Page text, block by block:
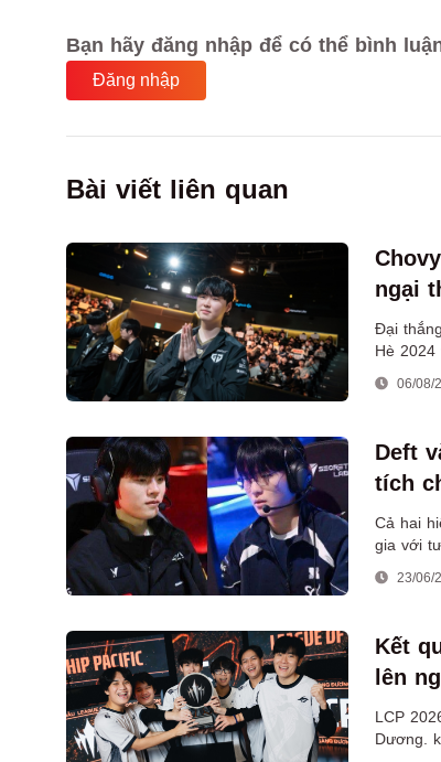
Bạn hãy đăng nhập để có thể bình
Đăng nhập
Bài viết liên quan
ngại
Đại
Hè
06/08/
Deft
tích
ASIAD
Cả hai
gia với
23/06/
Kết
lên
LCP
Dương.